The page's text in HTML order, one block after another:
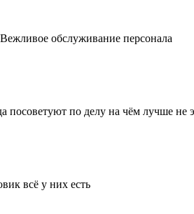
обслуживание персонала
по делу на чём лучше не
всё у них есть